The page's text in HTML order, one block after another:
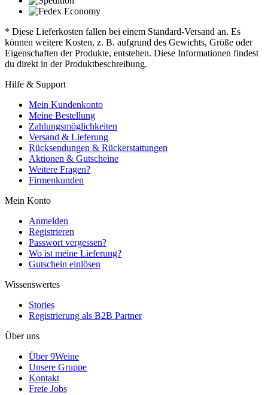
* Diese Lieferkosten fallen bei einem Standard-Versand an. Es
können weitere Kosten, z. B. aufgrund des Gewichts, Größe oder
Eigenschaften der Produkte, entstehen. Diese Informationen findest
du direkt in der Produktbeschreibung.
Hilfe & Support
Mein Kundenkonto
Meine Bestellung
Zahlungsmöglichkeiten
Versand & Lieferung
Rücksendungen & Rückerstattungen
Aktionen & Gutscheine
Weitere Fragen?
Firmenkunden
Mein Konto
Anmelden
Registrieren
Passwort vergessen?
Wo ist meine Lieferung?
Gutschein einlösen
Wissenswertes
Stories
Registrierung als B2B Partner
Über uns
Über 9Weine
Unsere Gruppe
Kontakt
Freie Jobs